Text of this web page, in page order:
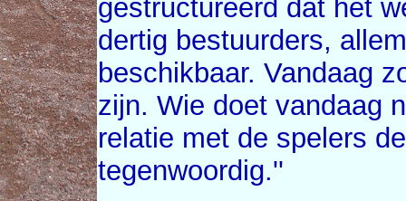
gestructureerd dat het
dertig bestuurders,
beschikbaar. Vandaag
zijn. Wie doet vandaag
relatie met de spelers
tegenwoordig.''